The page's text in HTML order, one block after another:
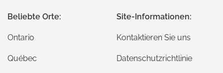
Beliebte Orte:
Ontario
Québec
Site-Informationen:
Kontaktieren Sie uns
Datenschutzrichtlinie